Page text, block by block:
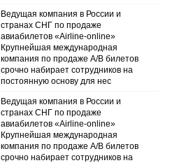
Ведущая компания в России и
странах СНГ по продаже
авиабилетов «Airline-online»
Крупнейшая международная
компания по продаже А/В билетов
срочно набирает сотрудников на
постоянную основу для нес
Ведущая компания в России и
странах СНГ по продаже
авиабилетов «Airline-online»
Крупнейшая международная
компания по продаже А/В билетов
срочно набирает сотрудников на